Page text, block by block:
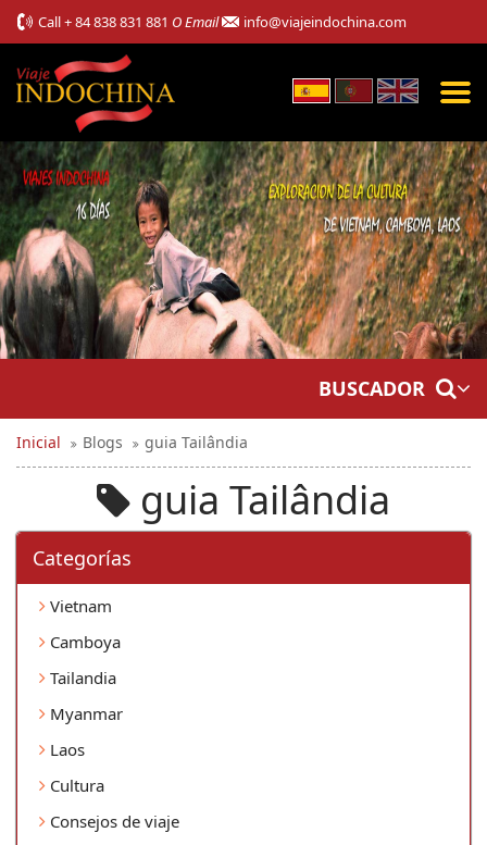
Call+ 84 838 831 881 O Email info@viajeindochina.com
BUSCADOR
Inicial Blogs guia Tailândia
guia Tailândia
Categorí­as
Vietnam
Camboya
Tailandia
Myanmar
Laos
Cultura
Consejos de viaje